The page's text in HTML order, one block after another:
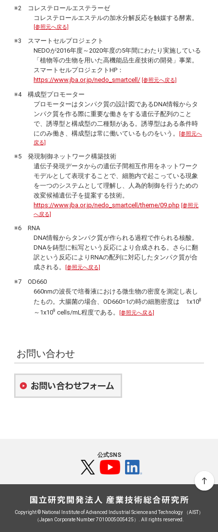
※2 コレステロールエステラーゼ
コレステロールエステルの加水分解反応を触媒する酵素。
[参照元へ戻る]
※3 スマートセルプロジェクト
NEDOが2016年度～2020年度の5年間にわたり実施している
「植物等の生物を用いた高機能品生産技術の開発」事業。
スマートセルプロジェクトHP：
https://www.jba.or.jp/nedo_smartcell/ [参照元へ戻る]
※4 構成型プロモーター
プロモーターはタンパク質の設計図であるDNA情報からタ
ンパク質を作る際に重要な働きをする遺伝子配列のこと
で、誘導型と構成型の二種類がある。誘導型はある条件時
にのみ働き、構成型は常に働いているものをいう。
[参照元へ
戻る]
※5 発現制御ネットワーク構築技術
遺伝子発現データからの遺伝子間相互作用をネットワーク
モデルとして表現することで、細胞内で起こっている現象
を一つのシステムとして理解し、人為的制御を行うための
改変候補遺伝子を提案する技術。
https://www.jba.or.jp/nedo_smartcell/theme/09.php [参照元
へ戻る]
※6 RNA
DNA情報からタンパク質が作られる過程で作られる核酸。
DNAを鋳型に転写という反応により合成される。さらに翻
訳という反応によりRNAの配列に対応したタンパク質が合
成される。
[参照元へ戻る]
※7 OD660
660nmの波長で培養液における微生物の密度を測定し表し
たもの。大腸菌の場合、OD660=1の時の細胞密度は 1x108
～1x109 cells/mL程度である。 [参照元へ戻る]
お問い合わせ
公式SNS
Copyright © National Institute of Advanced Industrial Science and Technology （AIST）
（Japan Corporate Number 7010005005425）. All rights reserved.